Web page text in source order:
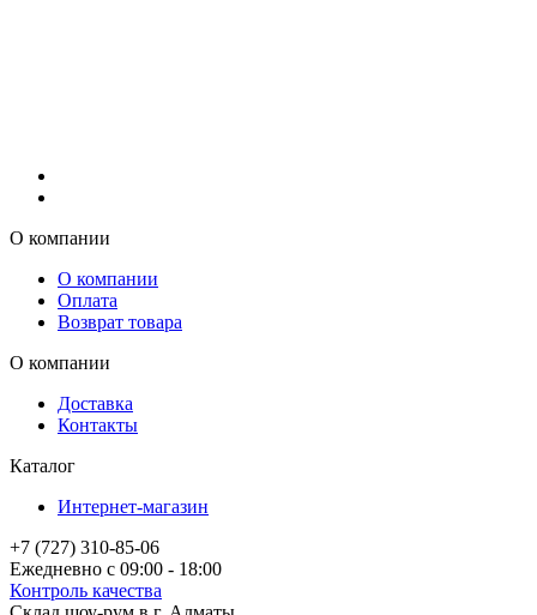
О компании
О компании
Оплата
Возврат товара
О компании
Доставка
Контакты
Каталог
Интернет-магазин
+7 (727) 310-85-06
Ежедневно с 09:00 - 18:00
Контроль качества